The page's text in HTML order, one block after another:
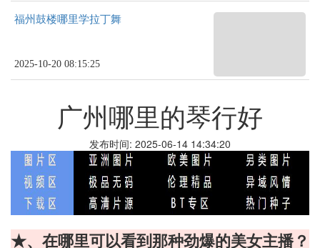
福州鼓楼哪里学拉丁舞
2025-10-20 08:15:25
广州哪里的琴行好
发布时间: 2025-06-14 14:34:20
★、在哪里可以看到那种劲爆的美女主播？